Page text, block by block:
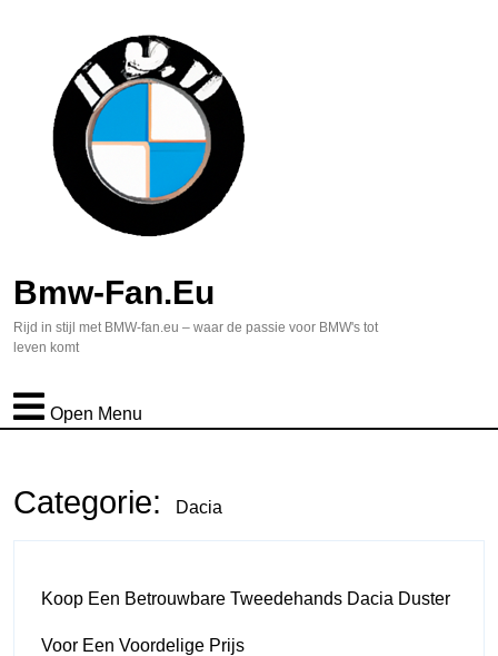
Bmw-Fan.eu
Rijd in stijl met BMW-fan.eu – waar de passie voor BMW's tot
leven komt
Open Menu
Categorie: Dacia
Koop Een Betrouwbare Tweedehands Dacia Duster
Voor Een Voordelige Prijs